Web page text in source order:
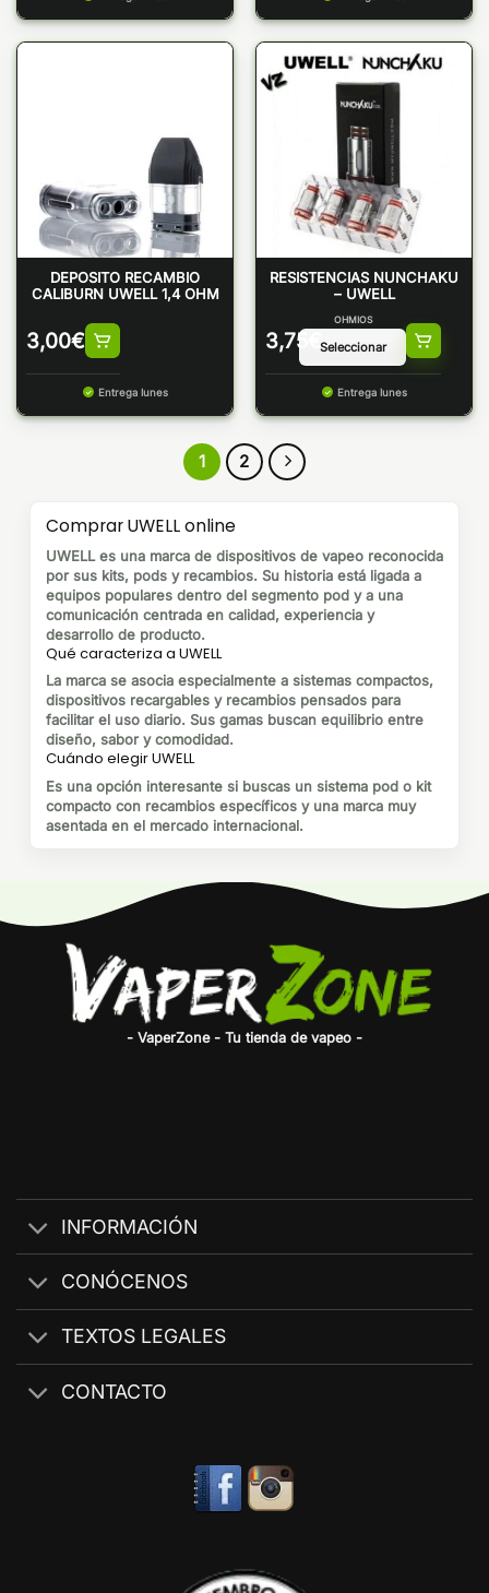
DEPOSITO RECAMBIO
CALIBURN UWELL 1,4 OHM
3,00€
Entrega lunes
RESISTENCIAS NUNCHAKU
– UWELL
3,75 €
OHMIOS
Entrega lunes
1 2
Comprar UWELL online
UWELL es una marca de dispositivos de vapeo reconocida
por sus kits, pods y recambios. Su historia está ligada a
equipos populares dentro del segmento pod y a una
comunicación centrada en calidad, experiencia y
desarrollo de producto.
Qué caracteriza a UWELL
La marca se asocia especialmente a sistemas compactos,
dispositivos recargables y recambios pensados para
facilitar el uso diario. Sus gamas buscan equilibrio entre
diseño, sabor y comodidad.
Cuándo elegir UWELL
Es una opción interesante si buscas un sistema pod o kit
compacto con recambios específicos y una marca muy
asentada en el mercado internacional.
- VaperZone - Tu tienda de vapeo -
INFORMACIÓN
CONÓCENOS
TEXTOS LEGALES
CONTACTO